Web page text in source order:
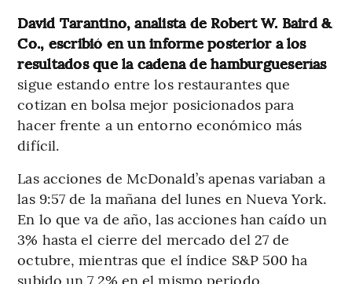
David Tarantino, analista de Robert W. Baird &
Co., escribió en un informe posterior a los
resultados que la cadena de hamburgueserías
sigue estando entre los restaurantes que
cotizan en bolsa mejor posicionados para
hacer frente a un entorno económico más
difícil.
Las acciones de McDonald’s apenas variaban a
las 9:57 de la mañana del lunes en Nueva York.
En lo que va de año, las acciones han caído un
3% hasta el cierre del mercado del 27 de
octubre, mientras que el índice S&P 500 ha
subido un 7,2% en el mismo periodo.